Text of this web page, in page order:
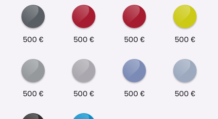
500 € 500 € 500 € 500 €
500 € 500 € 500 € 500 €